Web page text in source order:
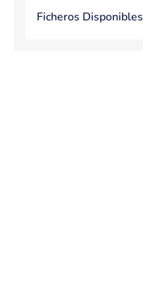
Ficheros Disponibles